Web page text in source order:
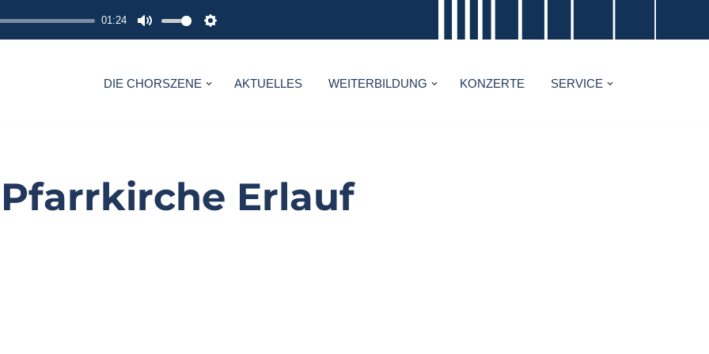
01:24
M
T
S
T
S
DIE CHORSZENE AKTUELLES WEITERBILDUNG KONZERTE SERVICE
Pfarrkirche Erlauf